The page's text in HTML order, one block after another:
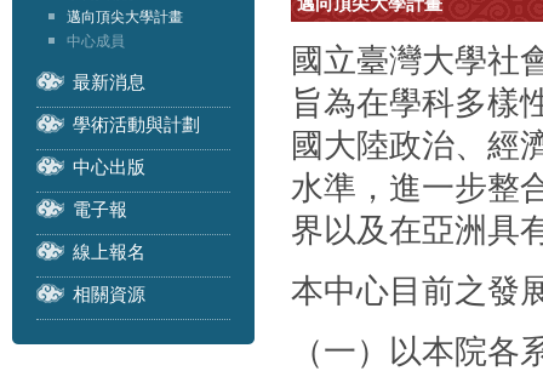
邁向頂尖大學計畫
中心成員
最新消息
學術活動與計劃
中心出版
電子報
線上報名
相關資源
國立臺灣大學社
旨為在學科多樣
國大陸政治、經
水準，進一步整
界以及在亞洲具
本中心目前之發
（一）以本院